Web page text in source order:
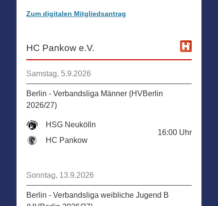
Zum digitalen Mitgliedsantrag
HC Pankow e.V.
Samstag, 5.9.2026
Berlin - Verbandsliga Männer (HVBerlin
2026/27)
HSG Neukölln
HC Pankow
16:00 Uhr
Sonntag, 13.9.2026
Berlin - Verbandsliga weibliche Jugend B